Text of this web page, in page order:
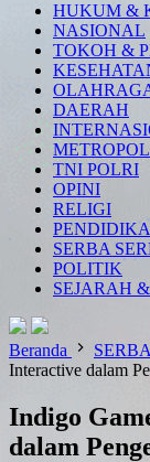
HUKUM &
NASIONAL
TOKOH &
DAERAH
TNI POLRI
OPINI
RELIGI
SERBA
POLITIK
SEJARAH
Beranda
Interactive dalam
Indigo
dalam